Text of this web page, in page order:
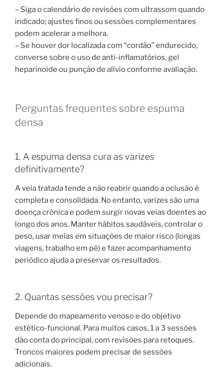
– Siga o calendário de revisões com ultrassom quando
indicado; ajustes finos ou sessões complementares
podem acelerar a melhora.
– Se houver dor localizada com “cordão” endurecido,
converse sobre o uso de anti-inflamatórios, gel
heparinoide ou punção de alívio conforme avaliação.
Perguntas frequentes sobre espuma
densa
1. A espuma densa cura as varizes
definitivamente?
A veia tratada tende a não reabrir quando a oclusão é
completa e consolidada. No entanto, varizes são uma
doença crônica e podem surgir novas veias doentes ao
longo dos anos. Manter hábitos saudáveis, controlar o
peso, usar meias em situações de maior risco (longas
viagens, trabalho em pé) e fazer acompanhamento
periódico ajuda a preservar os resultados.
2. Quantas sessões vou precisar?
Depende do mapeamento venoso e do objetivo
estético-funcional. Para muitos casos, 1 a 3 sessões
dão conta do principal, com revisões para retoques.
Troncos maiores podem precisar de sessões
adicionais.